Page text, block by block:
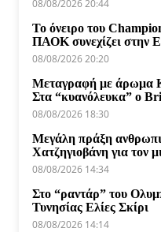
08/08/2026 20:44
Το όνειρο του
ΠΑΟΚ συνεχίζει στην
08/08/2026 20:20
Μεταγραφή με άρωμα
Στα “κυανόλευκα” ο
08/08/2026 18:30
Μεγάλη πράξη
Χατζηγιοβάνη για τον
08/08/2026 14:34
Στο “ραντάρ” του
Τυνησίας Ελίες Σκίρι
08/08/2026 14:14